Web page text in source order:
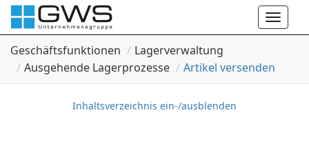
Toggle
Geschäftsfunktionen
Lagerverwaltung
Ausgehende Lagerprozesse
Artikel versenden
Inhaltsverzeichnis ein-/ausblenden